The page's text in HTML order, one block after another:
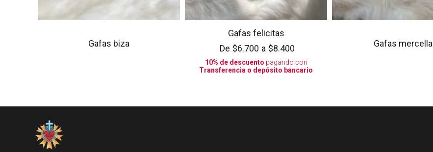
Gafas biza
Gafas felicitas
De $6.700 a $8.400
10% de descuento pagando con
Transferencia o depósito bancario
Gafas mercella